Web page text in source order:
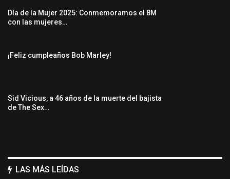
Día de la Mujer 2025: Conmemoramos el 8M
con las mujeres…
¡Feliz cumpleaños Bob Marley!
Sid Vicious, a 46 años de la muerte del bajista
de The Sex…
LAS MÁS LEÍDAS